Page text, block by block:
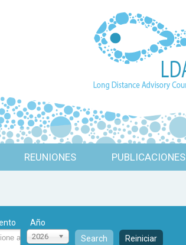
REUNIONES PUBLICACIONES
Año
2026 Search Reiniciar